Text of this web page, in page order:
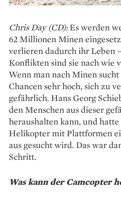
Chris Day (CD):Es werden
62 Millionen Minen
verlieren dadurch ihr Leben
Konflikten sind sie nach wie
Wenn man nach Minen
Chancen sehr hoch, sich zu
gefährlich. Hans ­Georg
den Menschen aus dieser
heraushalten kann, und
Helikopter mit Plattformen
aus gesucht wird. Das war
Schritt.
Was kann der Camcopter